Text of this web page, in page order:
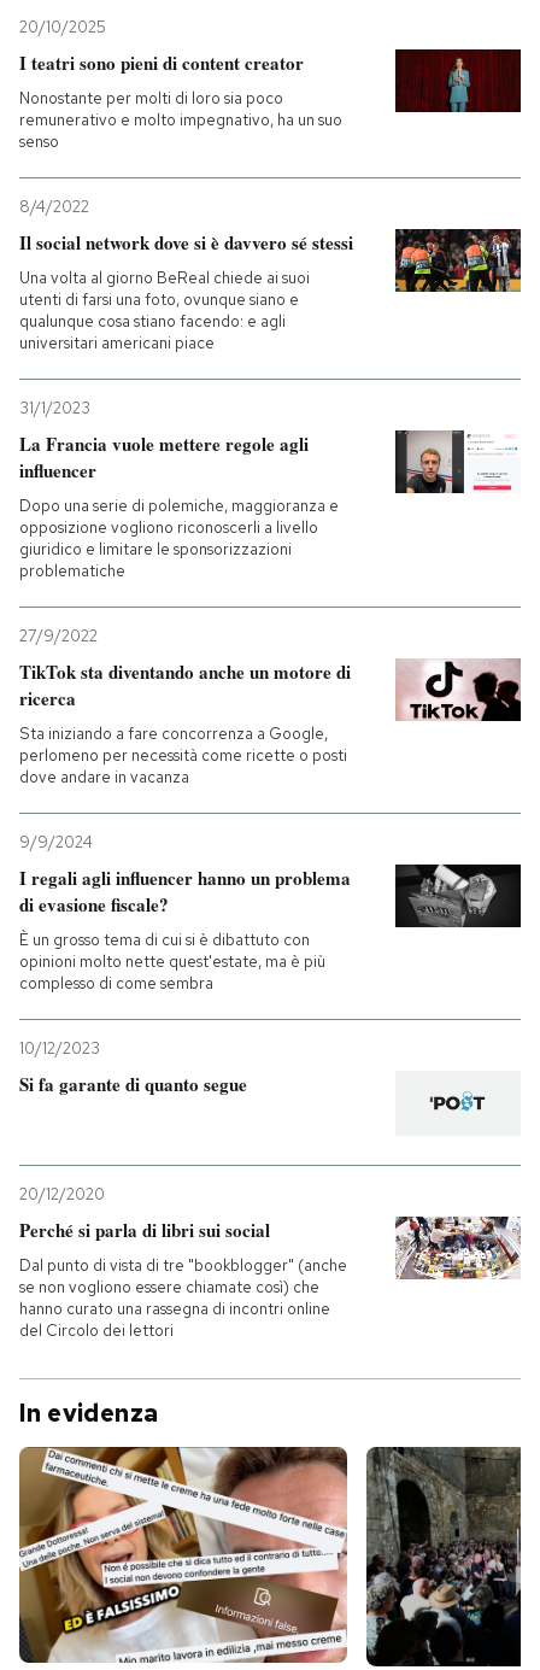
20/10/2025
I teatri sono pieni di content creator
Nonostante per molti di loro sia poco
remunerativo e molto impegnativo, ha un suo
senso
8/4/2022
Il social network dove si è davvero sé stessi
Una volta al giorno BeReal chiede ai suoi
utenti di farsi una foto, ovunque siano e
qualunque cosa stiano facendo: e agli
universitari americani piace
31/1/2023
La Francia vuole mettere regole agli
influencer
Dopo una serie di polemiche, maggioranza e
opposizione vogliono riconoscerli a livello
giuridico e limitare le sponsorizzazioni
problematiche
27/9/2022
TikTok sta diventando anche un motore di
ricerca
Sta iniziando a fare concorrenza a Google,
perlomeno per necessità come ricette o posti
dove andare in vacanza
9/9/2024
I regali agli influencer hanno un problema
di evasione fiscale?
È un grosso tema di cui si è dibattuto con
opinioni molto nette quest'estate, ma è più
complesso di come sembra
10/12/2023
Si fa garante di quanto segue
20/12/2020
Perché si parla di libri sui social
Dal punto di vista di tre "bookblogger" (anche
se non vogliono essere chiamate così) che
hanno curato una rassegna di incontri online
del Circolo dei lettori
In evidenza